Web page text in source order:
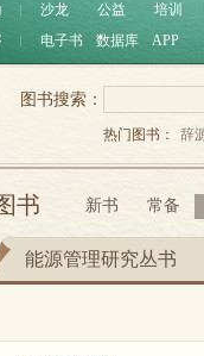
沙龙 公益
培训
电子书 数据库 APP
图书搜索：
热门图书： 辞
书 新书 常备
能源管理研究丛书